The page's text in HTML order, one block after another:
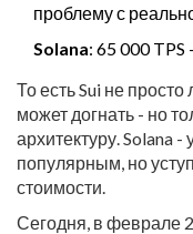
проблему с
Solana: 65 000
То есть Sui не
может догнать - но
архитектуру. Solana
популярным, но
стоимости.
Сегодня, в феврале